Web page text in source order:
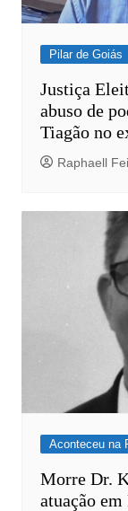
Pilar de Goiás
Justiça
abuso de
Tiagão no
Raphaell
Aconteceu na
Morre Dr.
atuação